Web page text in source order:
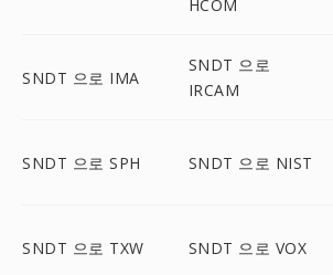
HCOM
SNDT 으로 IMA
SNDT 으로
IRCAM
SNDT 으로 SPH SNDT 으로 NIST
SNDT 으로 TXW SNDT 으로 VOX